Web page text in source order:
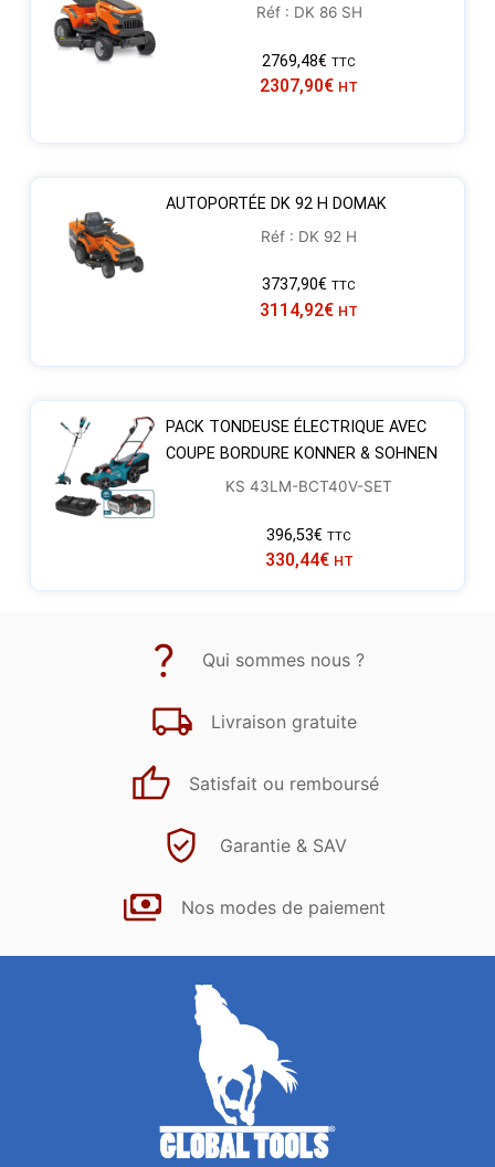
Réf : DK 86 SH
2769,48€ TTC
2307,90€ HT
AUTOPORTÉE DK 92 H DOMAK
Réf : DK 92 H
3737,90€ TTC
3114,92€ HT
PACK TONDEUSE ÉLECTRIQUE AVEC
COUPE BORDURE KONNER & SOHNEN
KS 43LM-BCT40V-SET
396,53€ TTC
330,44€ HT
Qui sommes nous ?
Livraison gratuite
Satisfait ou remboursé
Garantie & SAV
Nos modes de paiement